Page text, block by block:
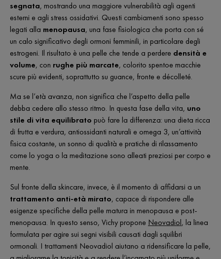
segnata, mostrando una maggiore vulnerabilità agli agenti
esterni e agli stress ossidativi. Questi cambiamenti sono spesso
legati alla menopausa, una fase fisiologica che porta con sé
un calo significativo degli ormoni femminili, in particolare degli
estrogeni. Il risultato è una pelle che tende a perdere densità e
volume, con rughe più marcate, colorito spentoe macchie
scure più evidenti, soprattutto su guance, fronte e décolleté.
Ma se l’età avanza, non significa che l’aspetto della pelle
debba cedere allo stesso ritmo. In questa fase della vita, uno
stile di vita equilibrato può fare la differenza: una dieta ricca
di frutta e verdura, antiossidanti naturali e omega 3, un’attività
fisica costante, un sonno di qualità e pratiche di rilassamento
come lo yoga o la meditazione sono alleati preziosi per corpo e
mente.
Sul fronte della skincare, invece, è il momento di affidarsi a un
trattamento anti-età mirato, capace di rispondere alle
esigenze specifiche della pelle matura in menopausa e post-
menopausa. In questo senso, Vichy propone Neovadiol, la linea
formulata per agire sui segni visibili causati dagli squilibri
ormonali. I trattamenti Neovadiol aiutano a ridensificare la pelle,